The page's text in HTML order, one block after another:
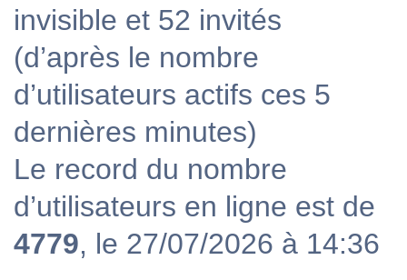
invisible et 52 invités
(d’après le nombre
d’utilisateurs actifs ces 5
dernières minutes)
Le record du nombre
d’utilisateurs en ligne est de
4779, le 27/07/2026 à 14:36